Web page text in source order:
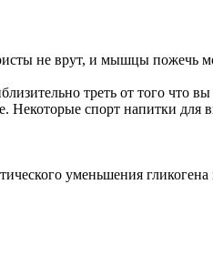
не врут, и мышцы пожечь
треть от того что
Некоторые спорт напитки для
уменьшения гликогена